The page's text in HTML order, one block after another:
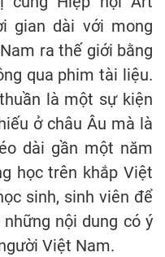
gian dài với mong
ra thế giới bằng
qua phim tài liệu.
là một sự kiện
ở châu Âu mà là
dài gần một năm
học trên khắp Việt
sinh, sinh viên để
nội dung có ý
Việt Nam.